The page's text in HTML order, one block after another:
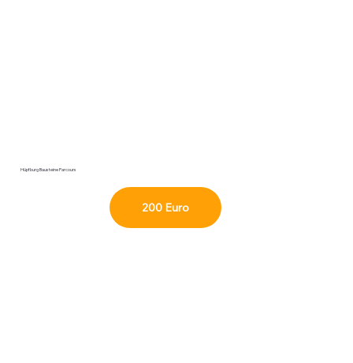
Hüpfburg Bausteine Parcours
200 Euro